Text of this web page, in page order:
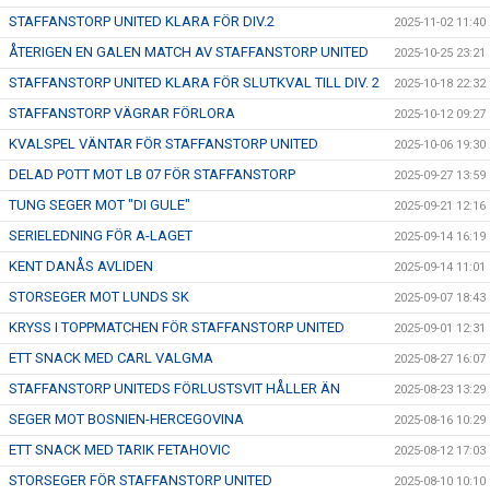
STAFFANSTORP UNITED KLARA FÖR DIV.2 2025-11-02 11:40
ÅTERIGEN EN GALEN MATCH AV STAFFANSTORP UNITED 2025-10-25 23:21
STAFFANSTORP UNITED KLARA FÖR SLUTKVAL TILL DIV. 2 2025-10-18 22:32
STAFFANSTORP VÄGRAR FÖRLORA 2025-10-12 09:27
KVALSPEL VÄNTAR FÖR STAFFANSTORP UNITED 2025-10-06 19:30
DELAD POTT MOT LB 07 FÖR STAFFANSTORP 2025-09-27 13:59
TUNG SEGER MOT "DI GULE" 2025-09-21 12:16
SERIELEDNING FÖR A-LAGET 2025-09-14 16:19
KENT DANÅS AVLIDEN 2025-09-14 11:01
STORSEGER MOT LUNDS SK 2025-09-07 18:43
KRYSS I TOPPMATCHEN FÖR STAFFANSTORP UNITED 2025-09-01 12:31
ETT SNACK MED CARL VALGMA 2025-08-27 16:07
STAFFANSTORP UNITEDS FÖRLUSTSVIT HÅLLER ÄN 2025-08-23 13:29
SEGER MOT BOSNIEN-HERCEGOVINA 2025-08-16 10:29
ETT SNACK MED TARIK FETAHOVIC 2025-08-12 17:03
STORSEGER FÖR STAFFANSTORP UNITED 2025-08-10 10:10